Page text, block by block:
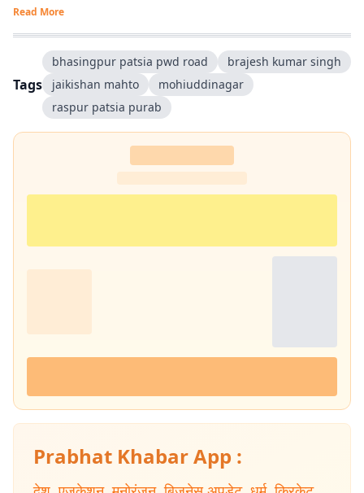
Read More
Tags
bhasingpur patsia pwd road
brajesh kumar singh
jaikishan mahto
mohiuddinagar
raspur patsia purab
Prabhat Khabar App :